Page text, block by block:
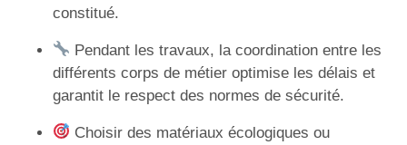
constitué.
Pendant les travaux, la coordination entre les
différents corps de métier optimise les délais et
garantit le respect des normes de sécurité.
Choisir des matériaux écologiques ou